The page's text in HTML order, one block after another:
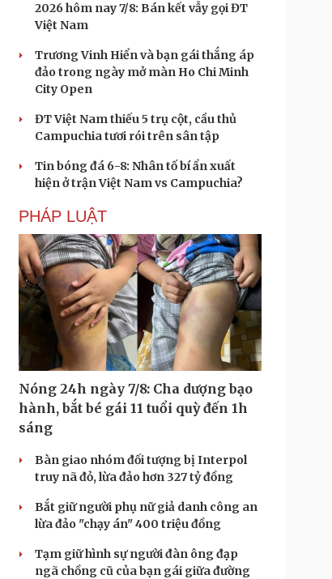
2026 hôm nay 7/8: Bán kết vẫy gọi ĐT
Việt Nam
Trương Vinh Hiển và bạn gái thắng áp
đảo trong ngày mở màn Ho Chi Minh
City Open
ĐT Việt Nam thiếu 5 trụ cột, cầu thủ
Campuchia tươi rói trên sân tập
Tin bóng đá 6-8: Nhân tố bí ẩn xuất
hiện ở trận Việt Nam vs Campuchia?
PHÁP LUẬT
Nóng 24h ngày 7/8: Cha dượng bạo
hành, bắt bé gái 11 tuổi quỳ đến 1h
sáng
Bàn giao nhóm đối tượng bị Interpol
truy nã đỏ, lừa đảo hơn 327 tỷ đồng
Bắt giữ người phụ nữ giả danh công an
lừa đảo "chạy án" 400 triệu đồng
Tạm giữ hình sự người đàn ông đạp
ngã chồng cũ của bạn gái giữa đường